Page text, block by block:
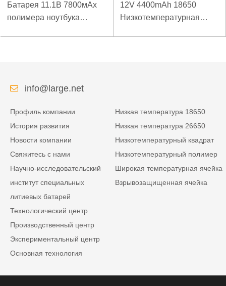
Батарея 11.1В 7800мАх
полимера ноутбука
12V 4400mAh 18650
Низкотемпературная
info@large.net
Профиль компании
История развития
Новости компании
Свяжитесь с нами
Научно-исследовательский
институт специальных
литиевых батарей
Технологический центр
Производственный центр
Экспериментальный центр
Основная технология
Низкая температура 18650
Низкая температура 26650
Низкотемпературный квадрат
Низкотемпературный полимер
Широкая температурная ячейка
Взрывозащищенная ячейка